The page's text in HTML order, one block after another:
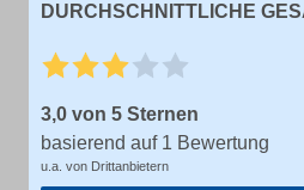
DURCHSCHNITTLICHE
3,0 von 5 Sternen
basierend auf 1 Bewertung
u.a. von Drittanbietern